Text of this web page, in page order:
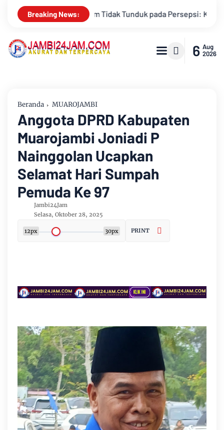
Breaking News:
Terhadap Monopoli Kebenaran oleh Media dan Aktivis
6 Aug
2026
Beranda MUAROJAMBI
Anggota DPRD Kabupaten
Muarojambi Joniadi P
Nainggolan Ucapkan
Selamat Hari Sumpah
Pemuda Ke 97
Jambi24Jam
Selasa, Oktober 28, 2025
12px 30px PRINT